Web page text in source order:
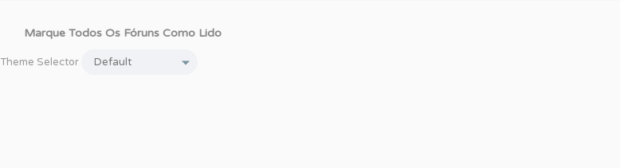
Marque Todos Os Fóruns Como Lido
Theme Selector